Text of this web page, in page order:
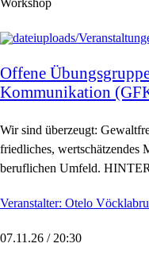
Workshop
Offene
Kommunikation
Wir sind überzeugt:
friedliches, wertschätzendes
beruflichen Umfeld.
Veranstalter: Otelo
07.11.26 / 20:30